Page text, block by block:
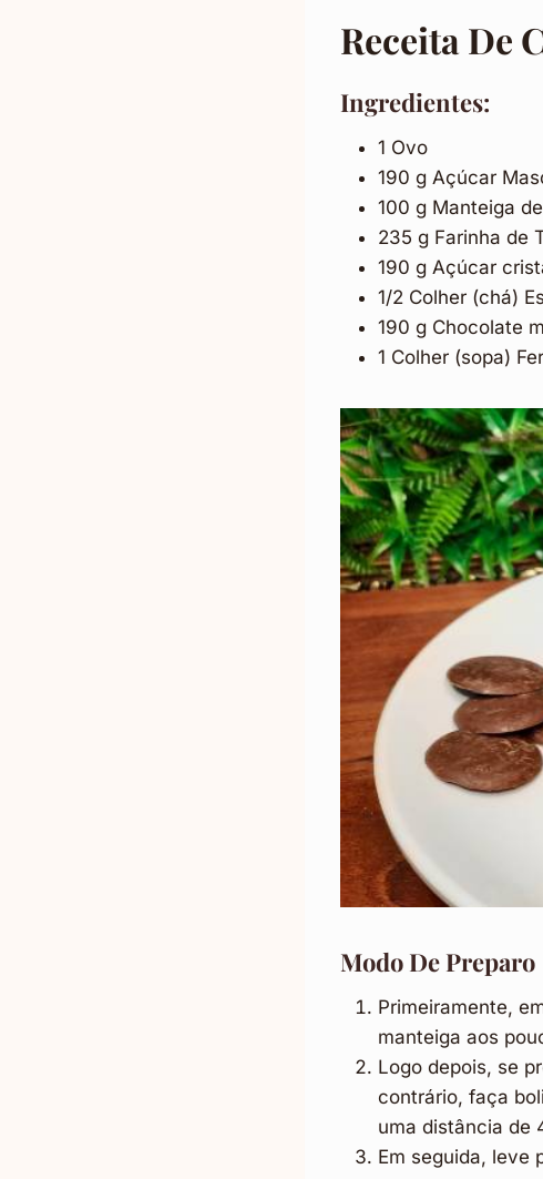
Receita De
Ingredientes:
1 Ovo
190 g Açúcar
100 g Manteiga
235 g Farinha de
190 g Açúcar
1/2 Colher (chá)
190 g Chocolate
1 Colher (sopa)
Modo De Preparo
Primeiramente,
manteiga aos
Logo depois, se
contrário, faça
uma distância de
Em seguida, leve